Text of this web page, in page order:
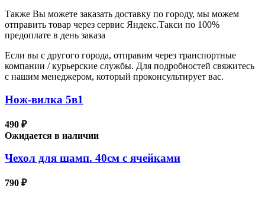
Также Вы можете заказать доставку по городу, мы можем
отправить товар через сервис Яндекс.Такси по 100%
предоплате в день заказа
Если вы с другого города, отправим через транспортные
компании / курьерские службы. Для подробностей свяжитесь
с нашим менеджером, который проконсультирует вас.
Нож-вилка 5в1
490 ₽
Ожидается в наличии
Чехол для шамп. 40см с ячейками
790 ₽